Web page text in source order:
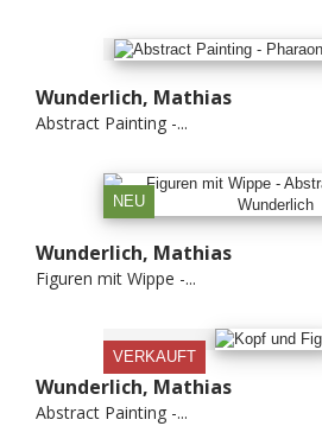
Wunderlich, Mathias
Abstract Painting -...
NEU
Wunderlich, Mathias
Figuren mit Wippe -...
VERKAUFT
Wunderlich, Mathias
Abstract Painting -...